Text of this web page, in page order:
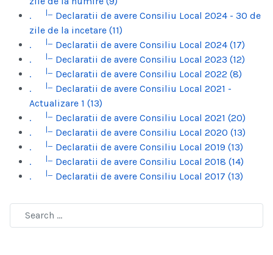
.
|_
Declaratii de avere Consiliu Local 2024 - 30 de
zile de la incetare (11)
.
|_
Declaratii de avere Consiliu Local 2024 (17)
.
|_
Declaratii de avere Consiliu Local 2023 (12)
.
|_
Declaratii de avere Consiliu Local 2022 (8)
.
|_
Declaratii de avere Consiliu Local 2021 -
Actualizare 1 (13)
.
|_
Declaratii de avere Consiliu Local 2021 (20)
.
|_
Declaratii de avere Consiliu Local 2020 (13)
.
|_
Declaratii de avere Consiliu Local 2019 (13)
.
|_
Declaratii de avere Consiliu Local 2018 (14)
.
|_ Declaratii de avere Consiliu Local 2017 (13)